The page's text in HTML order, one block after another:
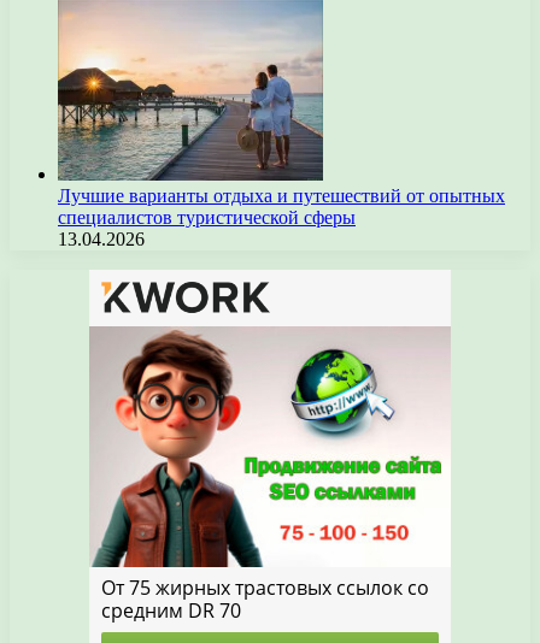
Лучшие варианты отдыха и путешествий от опытных
специалистов туристической сферы
13.04.2026